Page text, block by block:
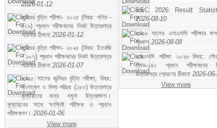
2026-01-12
জুনিয়র বৃত্তি পরীক্ষা- ২০২৫ (বিষয়: গণিত -
১০৯) প্রধান পরীক্ষকদের নিকট উত্তরপত্র
পাঠাবার ঠিকানা 2026-01-12
জুনিয়র বৃত্তি পরীক্ষা- ২০২৫ (বিষয়: ইংরেজি
- ১০৭) প্রধান পরীক্ষকদের নিকট উত্তরপত্র
পাঠাবার ঠিকানা 2026-01-07
২০২৫ সালের জুনিয়র বৃত্তি পরীক্ষা, বিষয়:
বাংলাদেশ ও বিশ্ব পরিচয় (১৫০) উত্তরপত্র
মূল্যায়নের জন্য নমুনা উত্তরমালা।
মূল্যায়নের সাথে সংশ্লিষ্ট পরীক্ষক ও প্রধান
পরীক্ষকগণ। 2026-01-06
View more
SSC 2026 Result
2026-08-10
২০২৬ সালের এসএসসি পরীক্ষার
প্রকাশ 2026-08-08
এসএসসি পরীক্ষা ২০২৬ বিষয়:
কোড-১৪০ প্রধান পরীক্ষকদের
উত্তরপত্র প্রেরণের ঠিকানা 2026-
View more